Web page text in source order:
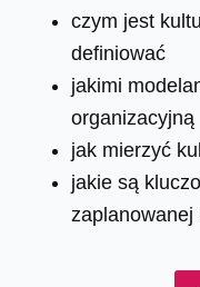
czym jest
definiować
jakimi
organizacyjną
jak mierzyć
jakie są
zaplanowanej